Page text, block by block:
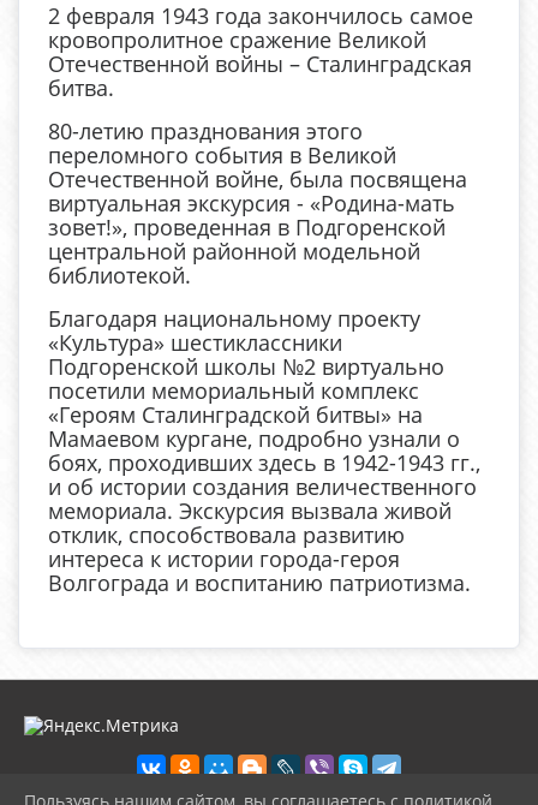
2 февраля 1943 года закончилось самое
кровопролитное сражение Великой
Отечественной войны – Сталинградская
битва.
80-летию празднования этого
переломного события в Великой
Отечественной войне, была посвящена
виртуальная экскурсия - «Родина-мать
зовет!», проведенная в Подгоренской
центральной районной модельной
библиотекой.
Благодаря национальному проекту
«Культура» шестиклассники
Подгоренской школы №2 виртуально
посетили мемориальный комплекс
«Героям Сталинградской битвы» на
Мамаевом кургане, подробно узнали о
боях, проходивших здесь в 1942-1943 гг.,
и об истории создания величественного
мемориала. Экскурсия вызвала живой
отклик, способствовала развитию
интереса к истории города-героя
Волгограда и воспитанию патриотизма.